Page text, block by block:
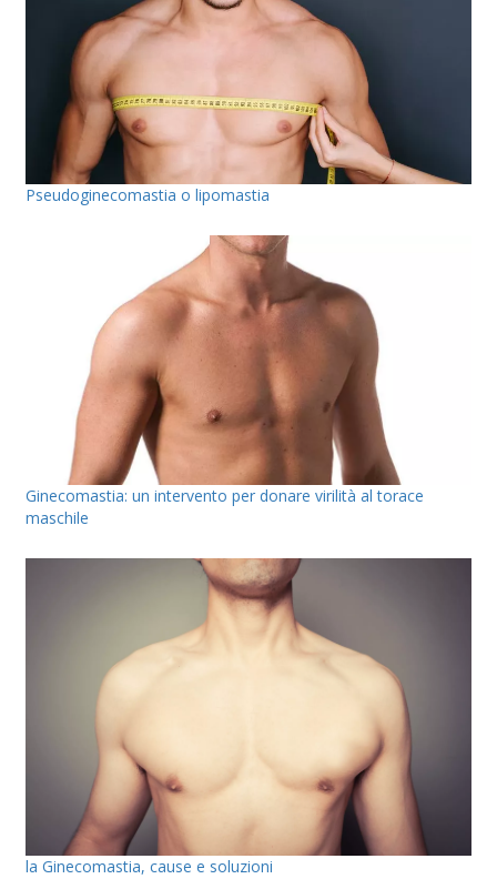
Pseudoginecomastia o lipomastia
Ginecomastia: un intervento per donare virilità al torace
maschile
la Ginecomastia, cause e soluzioni